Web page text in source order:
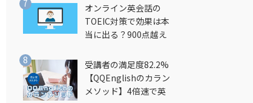
オンライン英会話の
TOEIC対策で効果は本
当に出る？900点越え
受講者の満足度82.2%
【QQEnglishのカラン
メソッド】4倍速で英